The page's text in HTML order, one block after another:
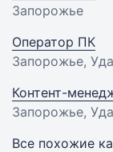
Запорожье
Оператор ПК
Запорожье,
Контент-
Запорожье,
Все похожие